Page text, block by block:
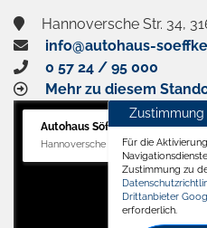
Hannoversche Str. 34,
info@autohaus-
0 57 24 / 95 000
Mehr zu diesem
Autohaus Söffker GmbH
Hannoversche Str. 34, 31688
Für die
Zustimmung zu
Drittanbieter
erforderlich.